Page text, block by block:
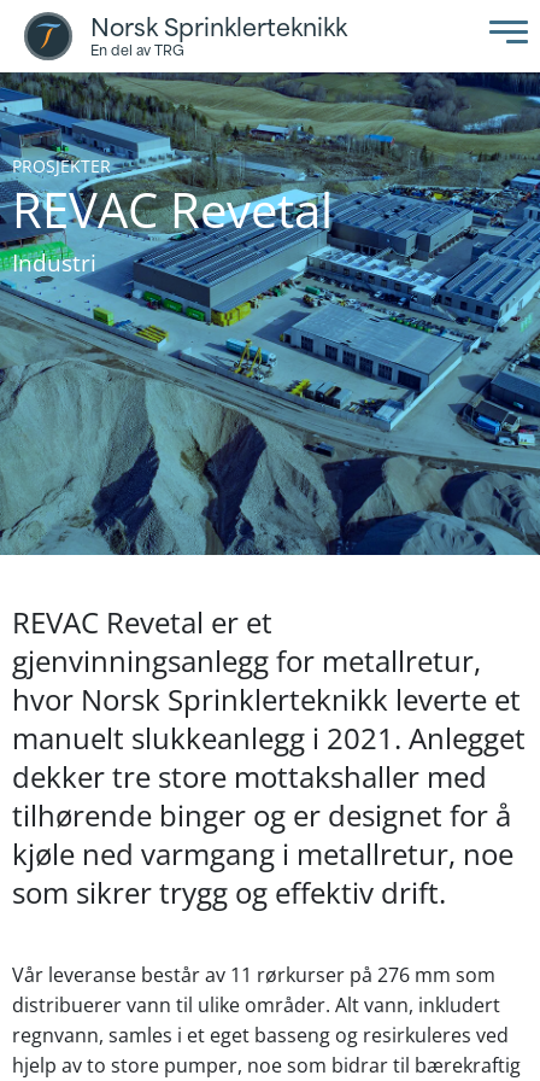
Norsk Sprinklerteknikk
En del av TRG
PROSJEKTER
REVAC Revetal
Industri
REVAC Revetal er et
gjenvinningsanlegg for metallretur,
hvor Norsk Sprinklerteknikk leverte et
manuelt slukkeanlegg i 2021. Anlegget
dekker tre store mottakshaller med
tilhørende binger og er designet for å
kjøle ned varmgang i metallretur, noe
som sikrer trygg og effektiv drift.
Vår leveranse består av 11 rørkurser på 276 mm som
distribuerer vann til ulike områder. Alt vann, inkludert
regnvann, samles i et eget basseng og resirkuleres ved
hjelp av to store pumper, noe som bidrar til bærekraftig